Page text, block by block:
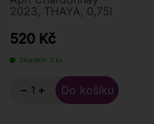
2023, THAYA, 0,75l
520 Kč
Skladem 3 ks
− +